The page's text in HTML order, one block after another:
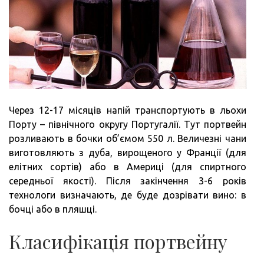
Через 12-17 місяців напій транспортують в льохи
Порту – північного округу Португалії. Тут портвейн
розливають в бочки об’ємом 550 л. Величезні чани
виготовляють з дуба, вирощеного у Франції (для
елітних сортів) або в Америці (для спиртного
середньої якості). Після закінчення 3-6 років
технологи визначають, де буде дозрівати вино: в
бочці або в пляшці.
Класифікація портвейну